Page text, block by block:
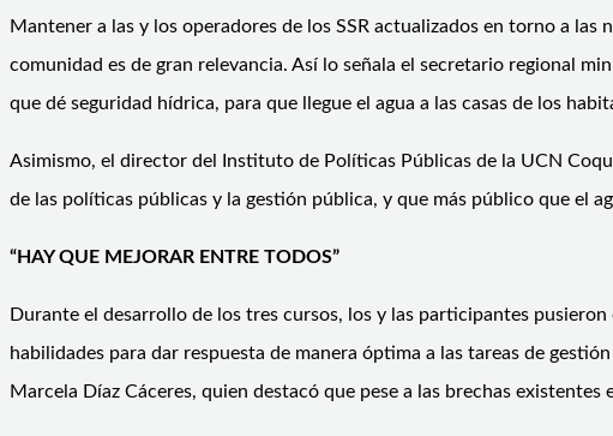
Mantener a las y los operadores de los SSR actualizados en torno a
comunidad es de gran relevancia. Así lo señala el secretario regional
que dé seguridad hídrica, para que llegue el agua a las casas de los
Asimismo, el director del Instituto de Políticas Públicas de la UCN
de las políticas públicas y la gestión pública, y que más público que el
“HAY QUE MEJORAR ENTRE TODOS”
Durante el desarrollo de los tres cursos, los y las participantes
habilidades para dar respuesta de manera óptima a las tareas de
Marcela Díaz Cáceres, quien destacó que pese a las brechas